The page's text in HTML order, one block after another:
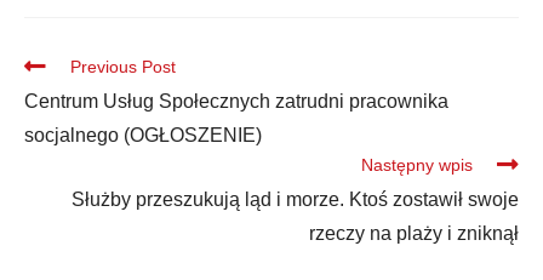
Previous Post
Centrum Usług Społecznych zatrudni pracownika
socjalnego (OGŁOSZENIE)
Następny wpis
Służby przeszukują ląd i morze. Ktoś zostawił swoje
rzeczy na plaży i zniknął